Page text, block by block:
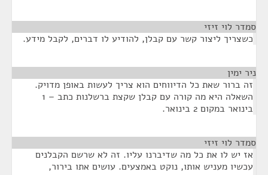
סמדר לוי זיזי
כשצריך ליצור קשר עם קבלן, להודיע לו דברים, לקבל מידע.
ניר ימין
זה ברור שאת כל הדיווחים הוא צריך לעשות באופן מדויק.
השאלה היא מה קורה עם קבלן שקצת ברשלנות כתב – 1
בינואר במקום 2 בינואר.
סמדר לוי זיזי
אז יש לו את כל מה שדיברנו עליו. זה לא שרשם הקבלנים
עכשיו מעניש אותו, נוקט באמצעים. עושים אתו בירור,